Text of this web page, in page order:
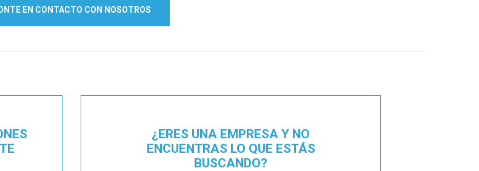
EN CONTACTO CON NOSOTROS
¿ERES UNA EMPRESA Y NO
ENCUENTRAS LO QUE ESTÁS
BUSCANDO?